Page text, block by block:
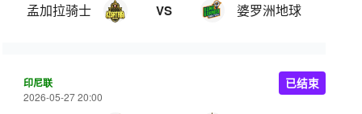
孟加拉骑士 VS 婆罗洲地球
印尼联
2026-05-27 20:00
已结束